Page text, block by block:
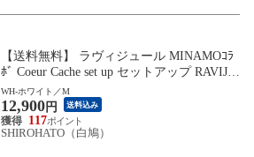
【送料無料】 ラヴィジュール MINAMOｺﾗ
ﾎﾞ Coeur Cache set up セットアップ RAVIJO
UR ルームウェア パジャマ ナイトウェア
WH-ホワイト／M
12,900円 送料込み
117
SHIROHATO（白鳩）